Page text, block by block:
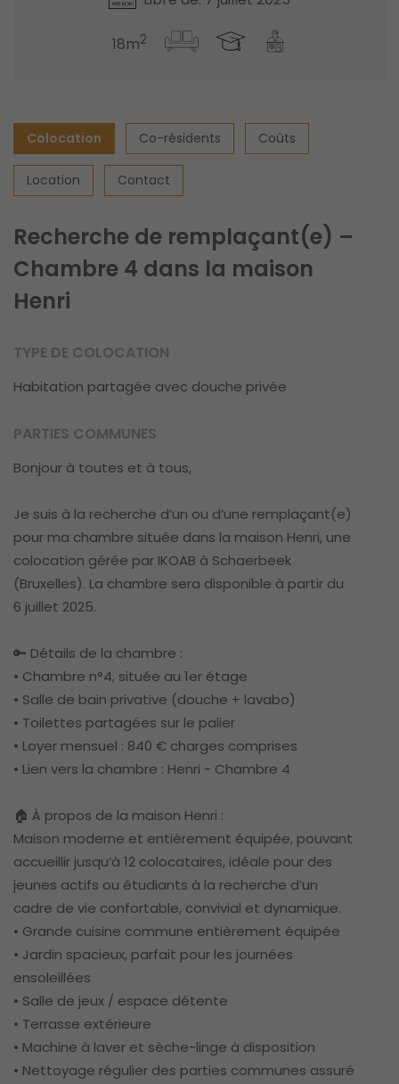
18m2
Colocation Co-résidents Coûts
Location Contact
Recherche de remplaçant(e) –
Chambre 4 dans la maison
Henri
TYPE DE COLOCATION
Habitation partagée avec douche privée
PARTIES COMMUNES
Bonjour à toutes et à tous,
Je suis à la recherche d’un ou d’une remplaçant(e)
pour ma chambre située dans la maison Henri, une
colocation gérée par IKOAB à Schaerbeek
(Bruxelles). La chambre sera disponible à partir du
6 juillet 2025.
🔑 Détails de la chambre :
• Chambre n°4, située au 1er étage
• Salle de bain privative (douche + lavabo)
• Toilettes partagées sur le palier
• Loyer mensuel : 840 € charges comprises
• Lien vers la chambre : Henri - Chambre 4
🏠 À propos de la maison Henri :
Maison moderne et entièrement équipée, pouvant
accueillir jusqu’à 12 colocataires, idéale pour des
jeunes actifs ou étudiants à la recherche d’un
cadre de vie confortable, convivial et dynamique.
• Grande cuisine commune entièrement équipée
• Jardin spacieux, parfait pour les journées
ensoleillées
• Salle de jeux / espace détente
• Terrasse extérieure
• Machine à laver et sèche-linge à disposition
• Nettoyage régulier des parties communes assuré